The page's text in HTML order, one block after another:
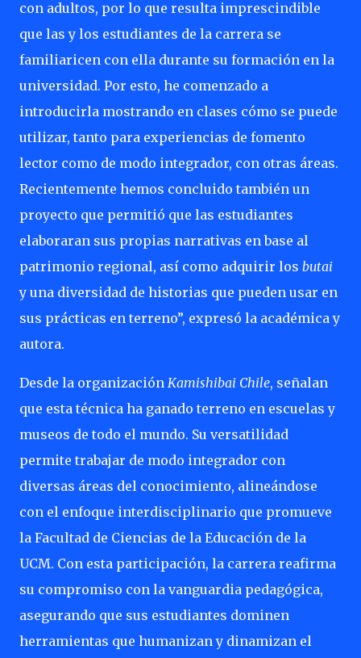
con adultos, por lo que resulta imprescindible
que las y los estudiantes de la carrera se
familiaricen con ella durante su formación en la
universidad. Por esto, he comenzado a
introducirla mostrando en clases cómo se puede
utilizar, tanto para experiencias de fomento
lector como de modo integrador, con otras áreas.
Recientemente hemos concluido también un
proyecto que permitió que las estudiantes
elaboraran sus propias narrativas en base al
patrimonio regional, así como adquirir los butai
y una diversidad de historias que pueden usar en
sus prácticas en terreno”, expresó la académica y
autora.
Desde la organización Kamishibai Chile, señalan
que esta técnica ha ganado terreno en escuelas y
museos de todo el mundo. Su versatilidad
permite trabajar de modo integrador con
diversas áreas del conocimiento, alineándose
con el enfoque interdisciplinario que promueve
la Facultad de Ciencias de la Educación de la
UCM. Con esta participación, la carrera reafirma
su compromiso con la vanguardia pedagógica,
asegurando que sus estudiantes dominen
herramientas que humanizan y dinamizan el